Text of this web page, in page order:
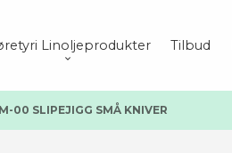
Linoljeprodukter Tilbud
00 SLIPEJIGG SMÅ KNIVER